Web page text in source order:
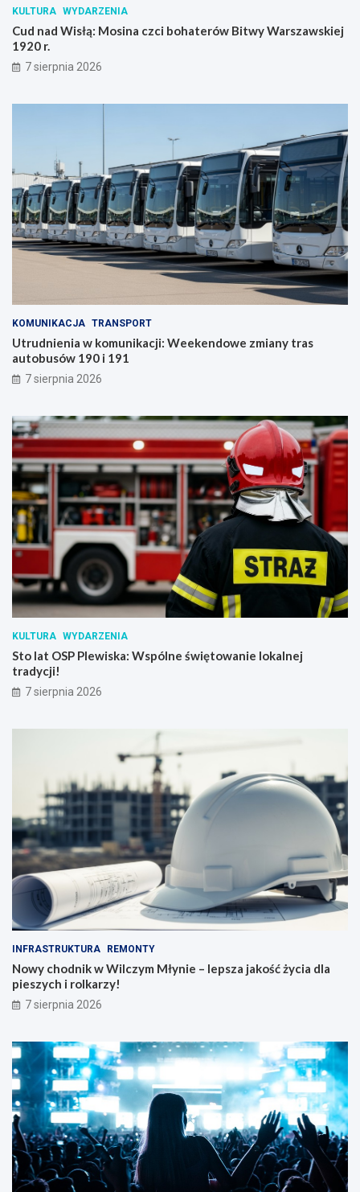
KULTURA WYDARZENIA
Cud nad Wisłą: Mosina czci bohaterów Bitwy Warszawskiej
1920 r.
7 sierpnia 2026
KOMUNIKACJA TRANSPORT
Utrudnienia w komunikacji: Weekendowe zmiany tras
autobusów 190 i 191
7 sierpnia 2026
KULTURA WYDARZENIA
Sto lat OSP Plewiska: Wspólne świętowanie lokalnej
tradycji!
7 sierpnia 2026
INFRASTRUKTURA REMONTY
Nowy chodnik w Wilczym Młynie – lepsza jakość życia dla
pieszych i rolkarzy!
7 sierpnia 2026